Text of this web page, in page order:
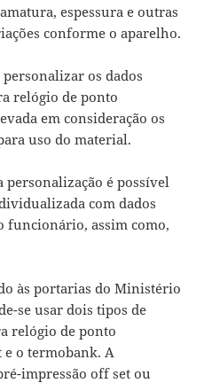
espessura e outras
conforme o aparelho.
os dados
relógio de ponto
em consideração os
uso do material.
é possível
com dados
funcionário, assim como,
às portarias do Ministério
se usar dois tipos de
relógio de ponto
o termobank. A
impressão off set ou